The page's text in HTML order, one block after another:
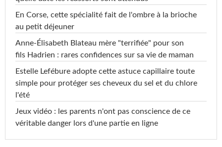
En Corse, cette spécialité fait de l'ombre à la brioche
au petit déjeuner
Anne-Élisabeth Blateau mère "terrifiée" pour son
fils Hadrien : rares confidences sur sa vie de maman
Estelle Lefébure adopte cette astuce capillaire toute
simple pour protéger ses cheveux du sel et du chlore
l'été
Jeux vidéo : les parents n'ont pas conscience de ce
véritable danger lors d'une partie en ligne